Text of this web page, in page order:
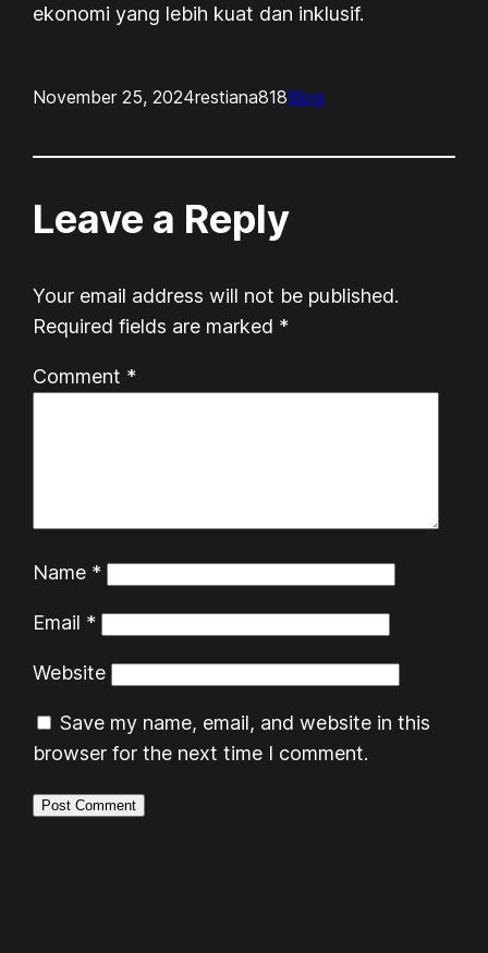
ekonomi yang lebih kuat dan inklusif.
November 25, 2024restiana818Blog
Leave a Reply
Your email address will not be published.
Required fields are marked *
Comment *
Name *
Email *
Website
Save my name, email, and website in this
browser for the next time I comment.